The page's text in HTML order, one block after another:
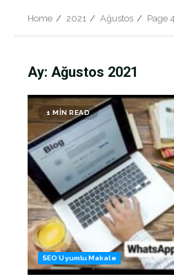
Home 2021 Ağustos Page 4
Ay: Ağustos 2021
1 MIN READ
SEO Uyumlu Makale